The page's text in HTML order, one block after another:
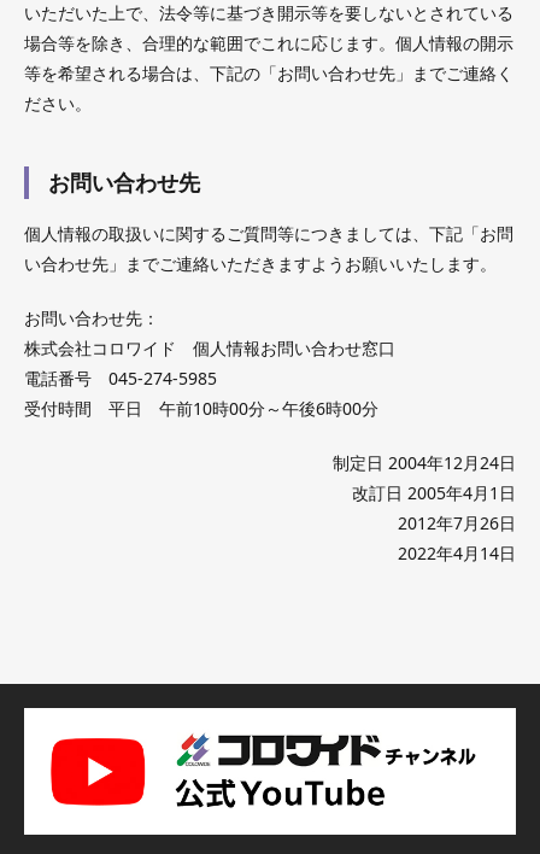
いただいた上で、法令等に基づき開示等を要しないとされている
場合等を除き、合理的な範囲でこれに応じます。個人情報の開示
等を希望される場合は、下記の「お問い合わせ先」までご連絡く
ださい。
お問い合わせ先
個人情報の取扱いに関するご質問等につきましては、下記「お問
い合わせ先」までご連絡いただきますようお願いいたします。
お問い合わせ先：
株式会社コロワイド 個人情報お問い合わせ窓口
電話番号 045-274-5985
受付時間 平日 午前10時00分～午後6時00分
制定日 2004年12月24日
改訂日 2005年4月1日
2012年7月26日
2022年4月14日